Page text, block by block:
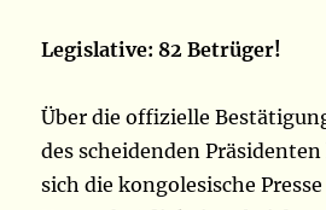
Legislative: 82 Betrüger!
Über die offizielle
des scheidenden
sich die kongolesische